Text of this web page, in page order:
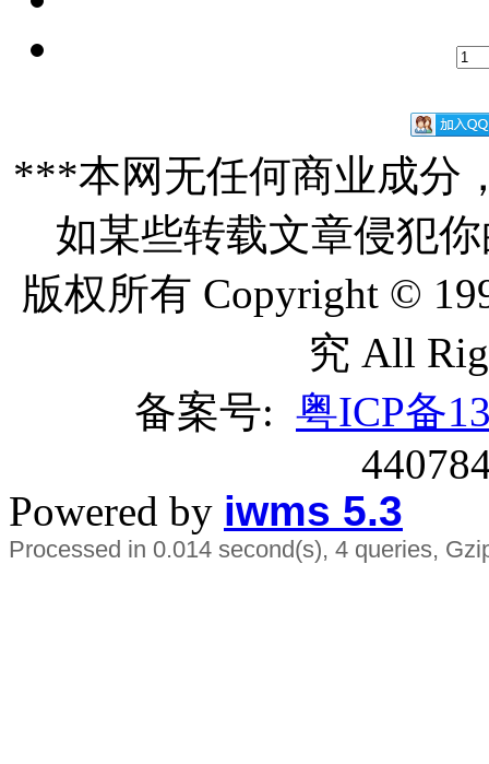
***本网无任何商业成分
如某些转载文章侵犯
版权所有 Copyright ©
究 All
备案号: 粤ICP备
Powered by iwms 5.3
Processed in 0.014 second(s), 4 queries,